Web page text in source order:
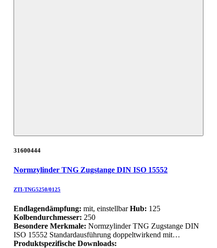
31600444
Normzylinder TNG Zugstange DIN ISO 15552
ZTI-TNG5250/0125
Endlagendämpfung: mit, einstellbarHub: 125
Kolbendurchmesser: 250
Besondere Merkmale: Normzylinder TNG Zugstange DIN
ISO 15552 Standardausführung doppeltwirkend mit…
Produktspezifische Downloads: